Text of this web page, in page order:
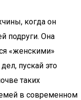
когда он
подруги. Она
«женскими»
пускай это
таких
в современном